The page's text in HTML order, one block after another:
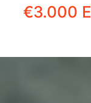
e
€3.000